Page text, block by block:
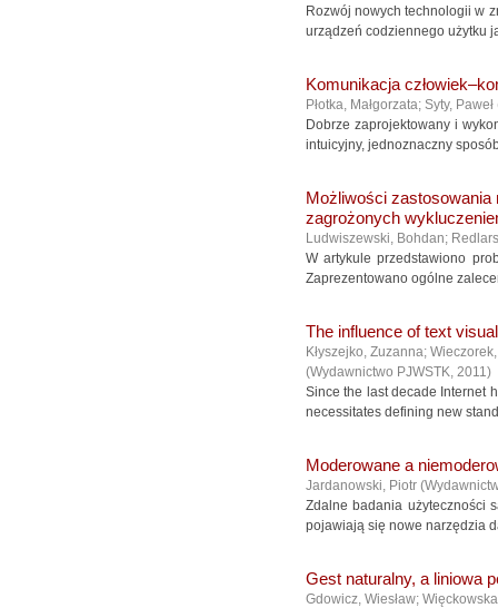
Rozwój nowych technologii w
urządzeń codziennego użytku
Komunikacja
Płotka, Małgorzata; Syty, Paweł
Dobrze zaprojektowany i
intuicyjny, jednoznaczny
Możliwości zastosowania
zagrożonych
Ludwiszewski, Bohdan;
W artykule przedstawiono
Zaprezentowano ogólne
The influence of text
Kłyszejko, Zuzanna;
(Wydawnictwo PJWSTK, 2011)
Since the last decade Internet
necessitates defining new
Moderowane a
Jardanowski, Piotr (
Zdalne badania użyteczności
pojawiają się nowe narzędzia
Gest naturalny, a liniowa
Gdowicz, Wiesław;